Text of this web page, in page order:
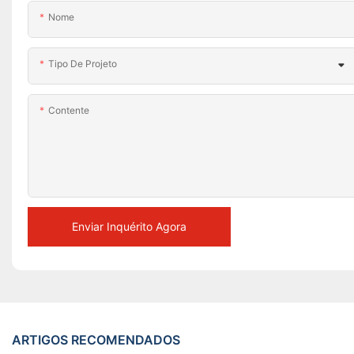
Nome
Tipo De Projeto
Contente
Enviar Inquérito Agora
ARTIGOS RECOMENDADOS